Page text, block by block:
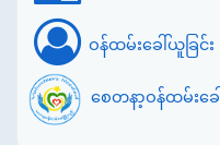
ဝန်ထမ်းခေါ်ယူခြင်း
စေတနာ့ဝန်ထမ်းခေ